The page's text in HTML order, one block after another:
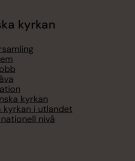
kyrkan
kyrkan
kyrkan i utlandet
nivå